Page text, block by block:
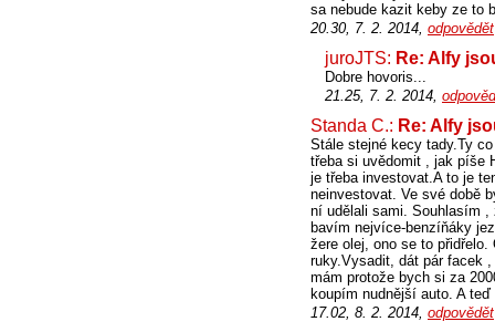
sa nebude kazit keby ze to
20.30, 7. 2. 2014, odpovědět
juroJTS: Re: Alfy
Dobre hovoris...
21.25, 7. 2. 2014,
Standa C.: Re: Alfy
Stále stejné kecy tady.Ty
třeba si uvědomit , jak píše
je třeba investovat.A to je
neinvestovat. Ve své době
ní udělali sami. Souhlasím
bavím nejvíce-benzíňáky
žere olej, ono se to
ruky.Vysadit, dát pár facek
mám protože bych si za
koupím nudnější auto. A
17.02, 8. 2. 2014, odpovědět